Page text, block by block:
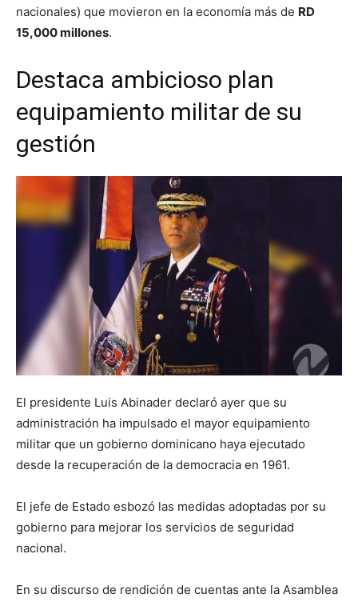
nacionales) que movieron en la economía más de RD
15,000 millones.
Destaca ambicioso plan
equipamiento militar de su
gestión
El presidente Luis Abinader declaró ayer que su
administración ha impulsado el mayor equipamiento
militar que un gobierno dominicano haya ejecutado
desde la recuperación de la democracia en 1961.
El jefe de Estado esbozó las medidas adoptadas por su
gobierno para mejorar los servicios de seguridad
nacional.
En su discurso de rendición de cuentas ante la Asamblea